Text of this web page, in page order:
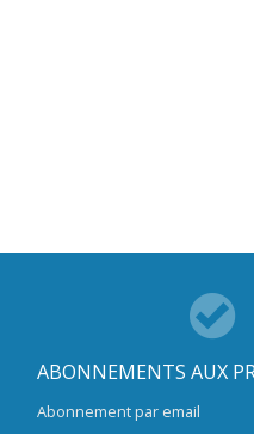
ABONNEMENTS AUX
Abonnement par email